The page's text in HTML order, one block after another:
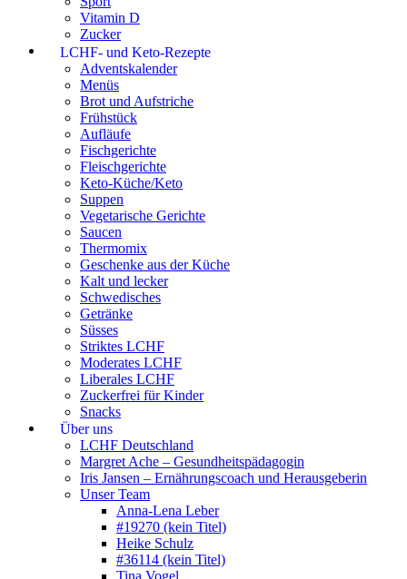
Vitamin D
Zucker
LCHF- und Keto-Rezepte
Adventskalender
Menüs
Brot und Aufstriche
Frühstück
Aufläufe
Fischgerichte
Fleischgerichte
Keto-Küche/Keto
Suppen
Vegetarische Gerichte
Saucen
Thermomix
Geschenke aus der Küche
Kalt und lecker
Schwedisches
Getränke
Süsses
Striktes LCHF
Moderates LCHF
Liberales LCHF
Zuckerfrei für Kinder
Snacks
Über uns
LCHF Deutschland
Margret Ache – Gesundheitspädagogin
Iris Jansen – Ernährungscoach und Herausgeberin
Unser Team
Anna-Lena Leber
#19270 (kein Titel)
Heike Schulz
#36114 (kein Titel)
Tina Vogel